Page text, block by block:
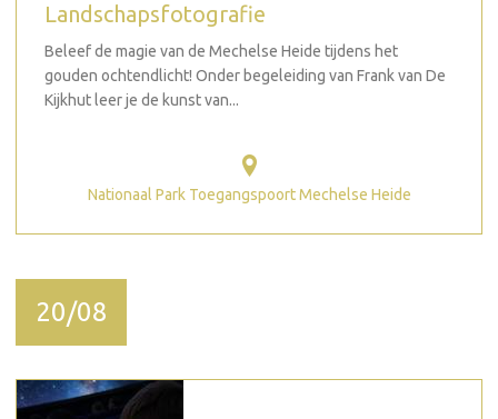
Landschapsfotografie
Beleef de magie van de Mechelse Heide tijdens het
gouden ochtendlicht! Onder begeleiding van Frank van De
Kijkhut leer je de kunst van...
Nationaal Park Toegangspoort Mechelse Heide
20/08